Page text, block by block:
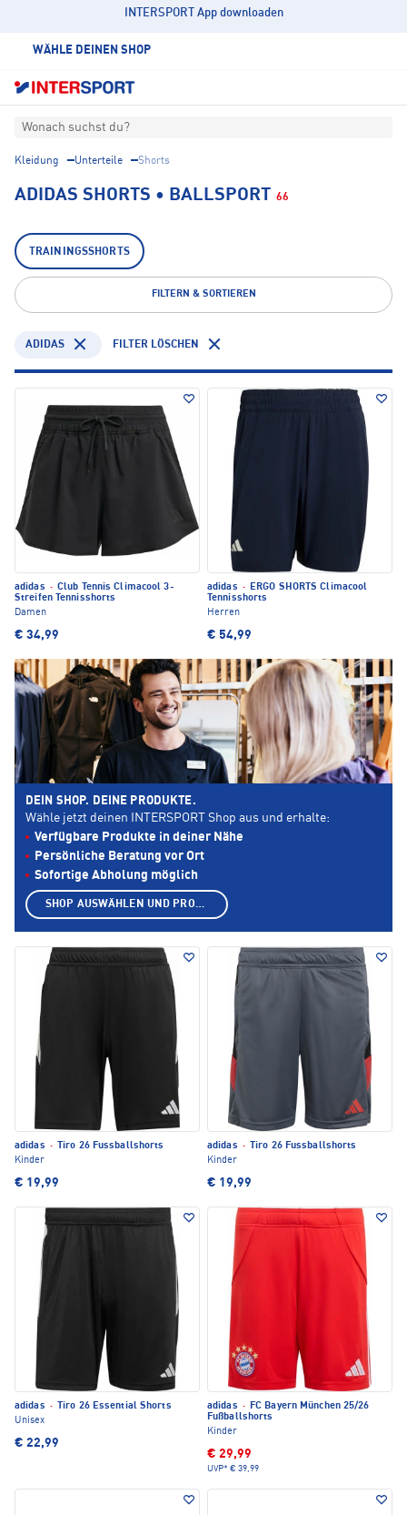
INTERSPORT App downloaden
WÄHLE DEINEN SHOP
Wonach suchst du?
Kleidung Unterteile Shorts
ADIDAS SHORTS • BALLSPORT 66
TRAININGSSHORTS
FILTERN & SORTIEREN
ADIDAS FILTER LÖSCHEN
adidas · Club Tennis Climacool 3-
Streifen Tennisshorts
Damen
€ 34,99
adidas ·
ERGO SHORTS Climacool
Tennisshorts
Herren
€ 54,99
adidas ·
Tiro 26 Fussballshorts
Kinder
€ 19,99
adidas ·
Tiro 26 Fussballshorts
Kinder
€ 19,99
adidas ·
Tiro 26 Essential Shorts
Unisex
€ 22,99
adidas · FC Bayern München 25/26
Fußballshorts
Kinder
€ 29,99
UVP* € 39,99
DEIN SHOP. DEINE PRODUKTE.
Wähle jetzt deinen INTERSPORT Shop aus und erhalte:
Verfügbare Produkte in deiner Nähe
Persönliche Beratung vor Ort
Sofortige Abholung möglich
SHOP AUSWÄHLEN UND PRODUKTE ANZEIGEN